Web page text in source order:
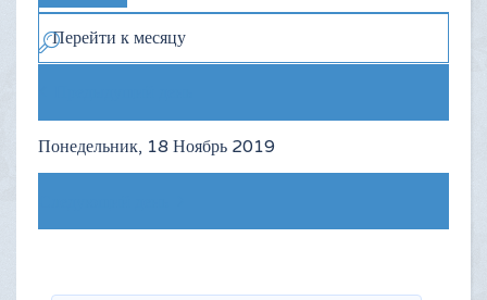
Перейти к месяцу
Понедельник, 18 Ноябрь 2019